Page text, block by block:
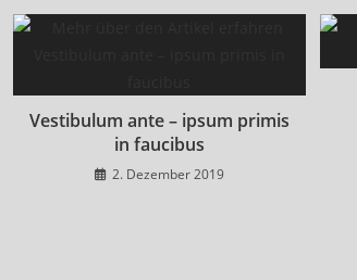
Vestibulum ante – ipsum primis
in faucibus
2. Dezember 2019